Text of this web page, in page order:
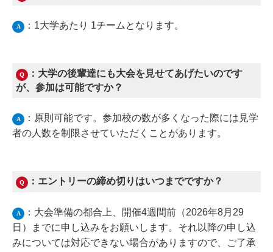
A ：1大学あたり 1チームとなります。
Q
：大学の後輩達にも大会を見せてあげたいのです
が、参加は可能ですか？
A
：原則可能です。参加校の数が多くなった際には見学
者の人数を制限させていただくことがあります。
Q ：エントリーの締め切りはいつまでですか？
A
：大会準備の都合上、開催4週間前（2026年8月29
日）までに申し込みをお願いします。 それ以降の申し込
みについては対応できない場合がありますので、ご了承